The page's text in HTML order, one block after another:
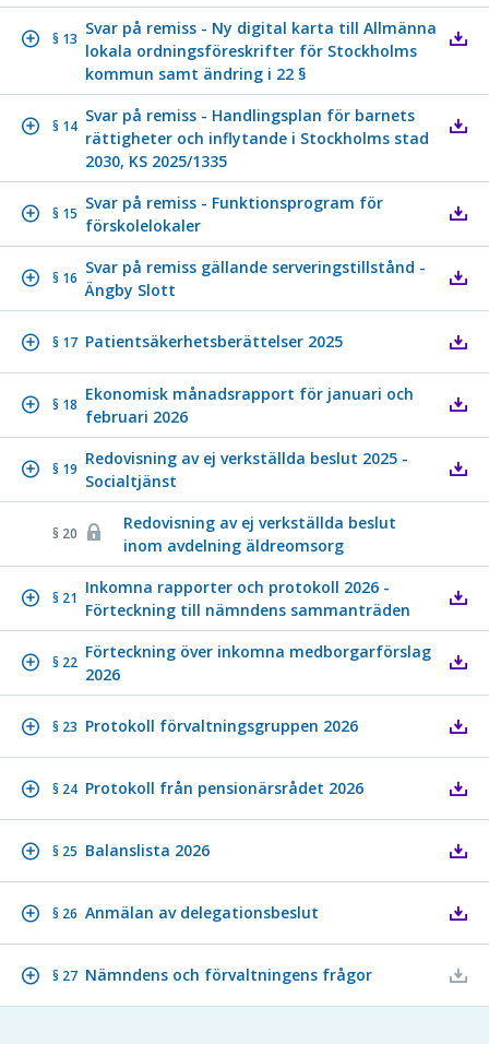
§ 13
Svar på remiss - Ny digital karta till Allmänna
lokala ordningsföreskrifter för Stockholms
kommun samt ändring i 22 §
§ 14
Svar på remiss - Handlingsplan för barnets
rättigheter och inflytande i Stockholms stad
2030, KS 2025/1335
§ 15
Svar på remiss - Funktionsprogram för
förskolelokaler
§ 16
Svar på remiss gällande serveringstillstånd -
Ängby Slott
§ 17 Patientsäkerhetsberättelser 2025
§ 18
Ekonomisk månadsrapport för januari och
februari 2026
§ 19
Redovisning av ej verkställda beslut 2025 -
Socialtjänst
§ 20
Redovisning av ej verkställda beslut
inom avdelning äldreomsorg
§ 21
Inkomna rapporter och protokoll 2026 -
Förteckning till nämndens sammanträden
§ 22
Förteckning över inkomna medborgarförslag
2026
§ 23 Protokoll förvaltningsgruppen 2026
§ 24 Protokoll från pensionärsrådet 2026
§ 25 Balanslista 2026
§ 26 Anmälan av delegationsbeslut
§ 27 Nämndens och förvaltningens frågor